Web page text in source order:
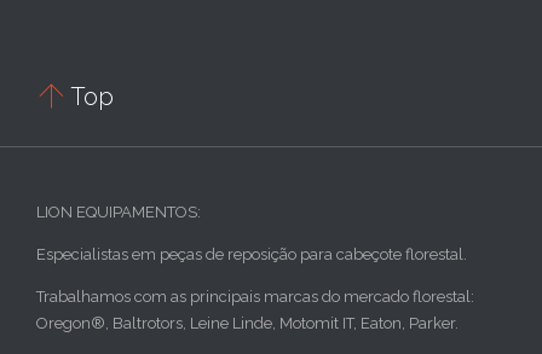
 Top
LION EQUIPAMENTOS:
Especialistas em peças de reposição para cabeçote florestal.
Trabalhamos com as principais marcas do mercado florestal:
Oregon®, Baltrotors, Leine Linde, Motomit IT, Eaton, Parker.